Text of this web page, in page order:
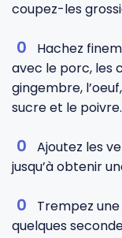
coupez-les
Hachez
avec le porc, les
gingembre,
sucre et le poivre.
Ajoutez les
jusqu’à obtenir
Trempez
quelques